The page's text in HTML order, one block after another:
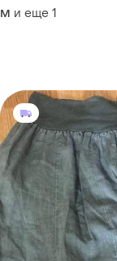
M и еще 1